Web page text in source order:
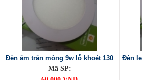
Đèn âm trân mỏng 9w lỗ khoét 130
Mã SP:
Đèn